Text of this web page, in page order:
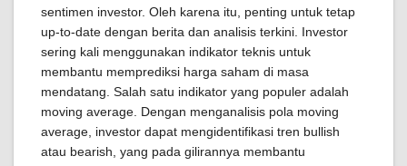
sentimen investor. Oleh karena itu, penting untuk tetap
up-to-date dengan berita dan analisis terkini. Investor
sering kali menggunakan indikator teknis untuk
membantu memprediksi harga saham di masa
mendatang. Salah satu indikator yang populer adalah
moving average. Dengan menganalisis pola moving
average, investor dapat mengidentifikasi tren bullish
atau bearish, yang pada gilirannya membantu